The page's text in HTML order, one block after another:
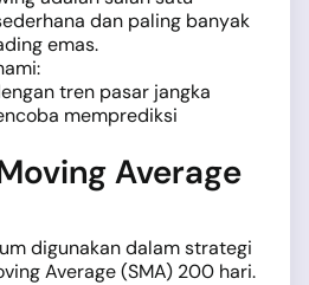
dan paling banyak
emas.
tren pasar jangka
memprediksi
Average
digunakan dalam strategi
Average (SMA) 200 hari.